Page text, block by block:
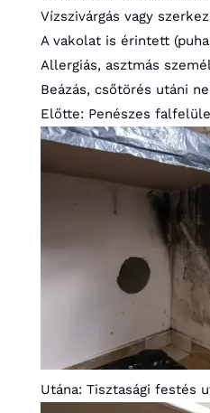
Vízszivárgás vagy
A vakolat is érintett
Allergiás, asztmás
Beázás, csőtörés utáni
Előtte: Penészes
Utána: Tisztasági festés